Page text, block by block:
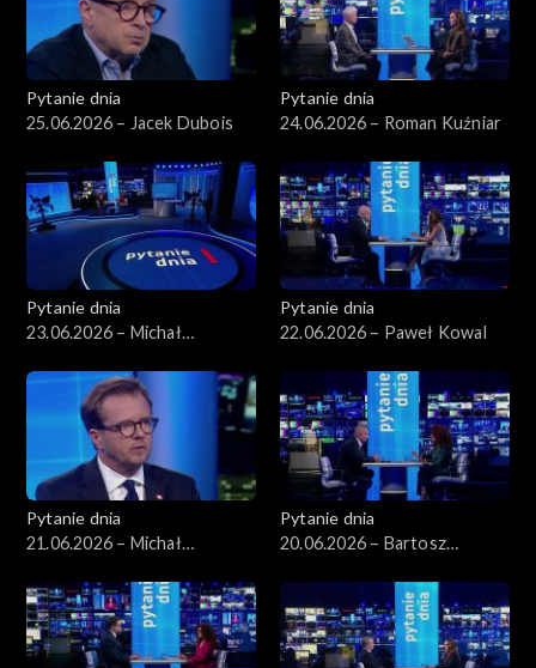
Pytanie dnia
25.06.2026 – Jacek Dubois
Pytanie dnia
24.06.2026 – Roman Kuźniar
Pytanie dnia
23.06.2026 – Michał
Pytanie dnia
22.06.2026 – Paweł Kowal
Pytanie dnia
21.06.2026 – Michał
Pytanie dnia
20.06.2026 – Bartosz